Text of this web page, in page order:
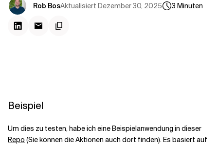
Rob BosAktualisiert Dezember 30, 2025 3 Minuten
Beispiel
Um dies zu testen, habe ich eine Beispielanwendung in dieser
Repo (Sie können die Aktionen auch dort finden). Es basiert auf